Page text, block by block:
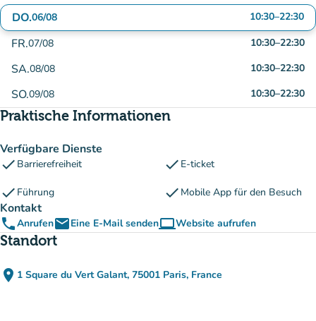
DO.06/08 10:30–22:30
FR.07/08 10:30–22:30
SA.08/08 10:30–22:30
SO.09/08 10:30–22:30
Praktische Informationen
Verfügbare Dienste
check Barrierefreiheit check E-ticket
check Führung check Mobile App für den Besuch
Kontakt
phoneAnrufenemailEine E-Mail sendencomputerWebsite aufrufen
(new tab)
Standort
place 1 Square du Vert Galant, 75001 Paris, France
(in Google Maps öffnen)
(new tab)